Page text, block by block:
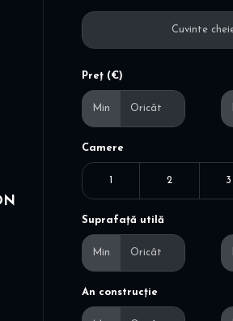
Preț (€)
Min
Camere
1 2 3
Suprafață utilă
Min
An construcție